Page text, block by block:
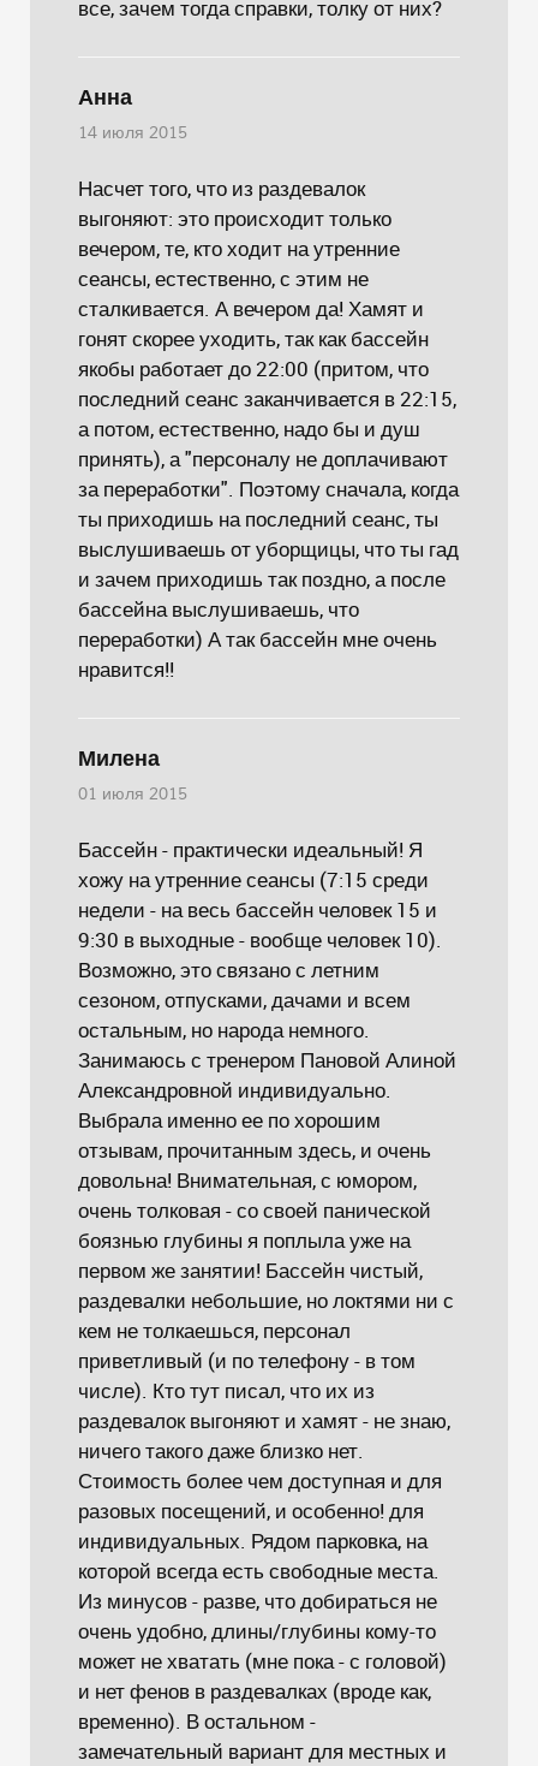
все, зачем тогда справки, толку от них?
Анна
14 июля 2015
Насчет того, что из раздевалок
выгоняют: это происходит только
вечером, те, кто ходит на утренние
сеансы, естественно, с этим не
сталкивается. А вечером да! Хамят и
гонят скорее уходить, так как бассейн
якобы работает до 22:00 (притом, что
последний сеанс заканчивается в 22:15,
а потом, естественно, надо бы и душ
принять), а "персоналу не доплачивают
за переработки". Поэтому сначала, когда
ты приходишь на последний сеанс, ты
выслушиваешь от уборщицы, что ты гад
и зачем приходишь так поздно, а после
бассейна выслушиваешь, что
переработки) А так бассейн мне очень
нравится!!
Милена
01 июля 2015
Бассейн - практически идеальный! Я
хожу на утренние сеансы (7:15 среди
недели - на весь бассейн человек 15 и
9:30 в выходные - вообще человек 10).
Возможно, это связано с летним
сезоном, отпусками, дачами и всем
остальным, но народа немного.
Занимаюсь с тренером Пановой Алиной
Александровной индивидуально.
Выбрала именно ее по хорошим
отзывам, прочитанным здесь, и очень
довольна! Внимательная, с юмором,
очень толковая - со своей панической
боязнью глубины я поплыла уже на
первом же занятии! Бассейн чистый,
раздевалки небольшие, но локтями ни с
кем не толкаешься, персонал
приветливый (и по телефону - в том
числе). Кто тут писал, что их из
раздевалок выгоняют и хамят - не знаю,
ничего такого даже близко нет.
Стоимость более чем доступная и для
разовых посещений, и особенно! для
индивидуальных. Рядом парковка, на
которой всегда есть свободные места.
Из минусов - разве, что добираться не
очень удобно, длины/глубины кому-то
может не хватать (мне пока - с головой)
и нет фенов в раздевалках (вроде как,
временно). В остальном -
замечательный вариант для местных и